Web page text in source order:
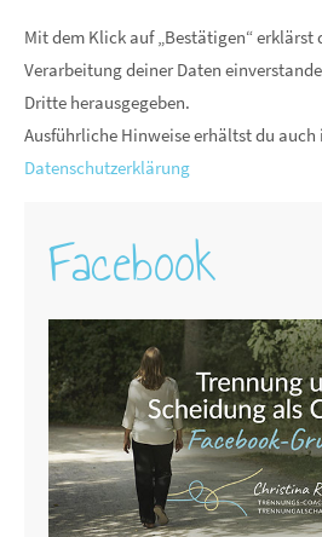
Mit dem Klick auf „Bestätigen“ erklärst
Verarbeitung deiner Daten
Dritte herausgegeben.
Ausführliche Hinweise erhältst du auch
Datenschutzerklärung
Facebook